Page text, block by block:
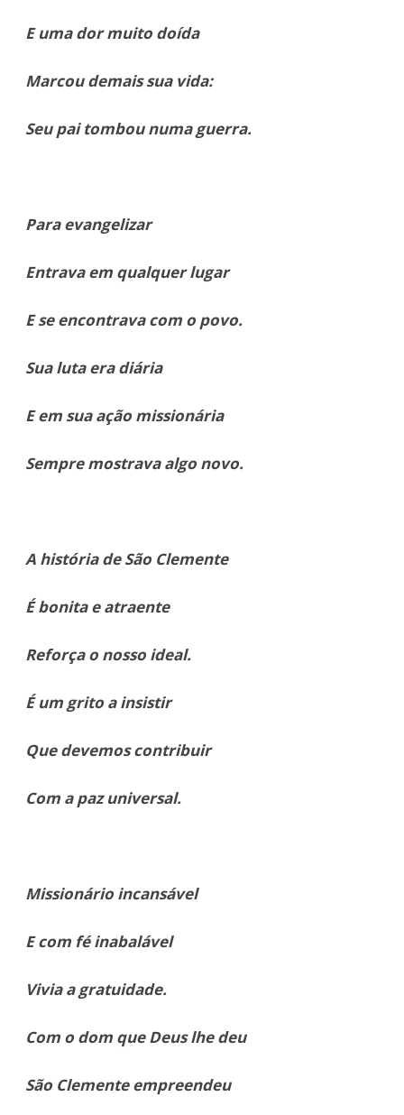
E uma dor muito doída
Marcou demais sua vida:
Seu pai tombou numa guerra.
Para evangelizar
Entrava em qualquer lugar
E se encontrava com o povo.
Sua luta era diária
E em sua ação missionária
Sempre mostrava algo novo.
A história de São Clemente
É bonita e atraente
Reforça o nosso ideal.
É um grito a insistir
Que devemos contribuir
Com a paz universal.
Missionário incansável
E com fé inabalável
Vivia a gratuidade.
Com o dom que Deus lhe deu
São Clemente empreendeu